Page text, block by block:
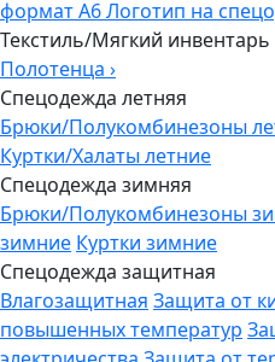
формат А6Логотип на
Текстиль/Мягкий инвентарь
Полотенца ›
Спецодежда летняя
Брюки/Полукомбинезоны
Куртки/Халаты летние
Спецодежда зимняя
Брюки/Полукомбинезоны
зимние Куртки зимние
Спецодежда защитная
Влагозащитная Защита от
повышенных температур